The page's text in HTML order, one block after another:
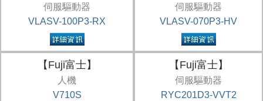
伺服驅動器
VLASV-100P3-RX
伺服驅動器
VLASV-070P3-HV
【Fuji富士】
人機
V710S
【Fuji富士】
伺服驅動器
RYC201D3-VVT2